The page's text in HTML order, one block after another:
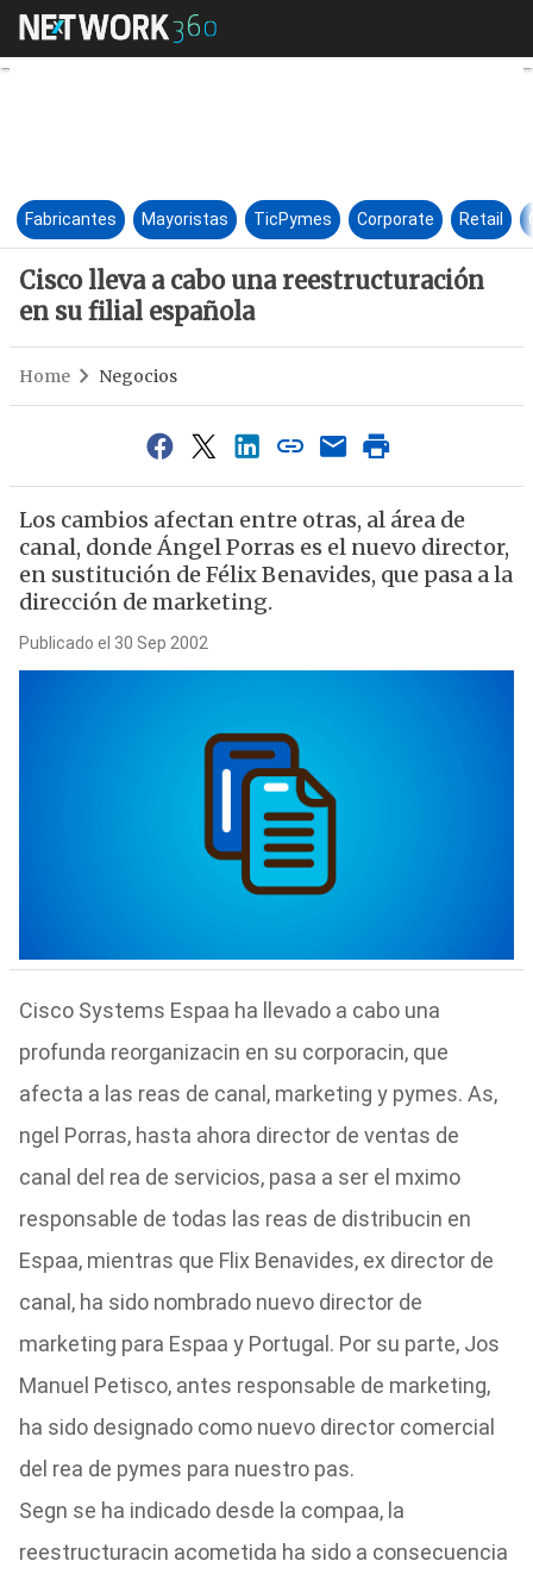
Cisco lleva a cabo una
Fabricantes Mayoristas TicPymes Corporate Retail
Cisco lleva a cabo una reestructuración
en su filial española
Home Negocios
Los cambios afectan entre otras, al área de
canal, donde Ángel Porras es el nuevo director,
en sustitución de Félix Benavides, que pasa a la
dirección de marketing.
Publicado el 30 Sep 2002
Cisco Systems Espaa ha llevado a cabo una
profunda reorganizacin en su corporacin, que
afecta a las reas de canal, marketing y pymes. As,
ngel Porras, hasta ahora director de ventas de
canal del rea de servicios, pasa a ser el mximo
responsable de todas las reas de distribucin en
Espaa, mientras que Flix Benavides, ex director de
canal, ha sido nombrado nuevo director de
marketing para Espaa y Portugal. Por su parte, Jos
Manuel Petisco, antes responsable de marketing,
ha sido designado como nuevo director comercial
del rea de pymes para nuestro pas.
Segn se ha indicado desde la compaa, la
reestructuracin acometida ha sido a consecuencia